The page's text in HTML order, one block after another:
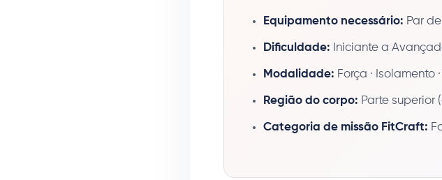
Equipamento necessário: Par
Dificuldade: Iniciante a
Modalidade: Força · Isolamento
Região do corpo: Parte superior
Categoria de missão FitCraft: